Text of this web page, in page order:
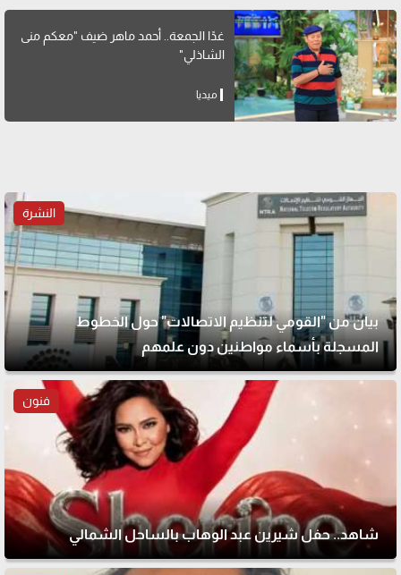
غدًا الجمعة.. أحمد ماهر ضيف "معكم منى
الشاذلي"
ميديا
النشرة
بيان من "القومي لتنظيم الاتصالات" حول الخطوط
المسجلة بأسماء مواطنين دون علمهم
فنون
شاهد.. حفل شيرين عبد الوهاب بالساحل الشمالي